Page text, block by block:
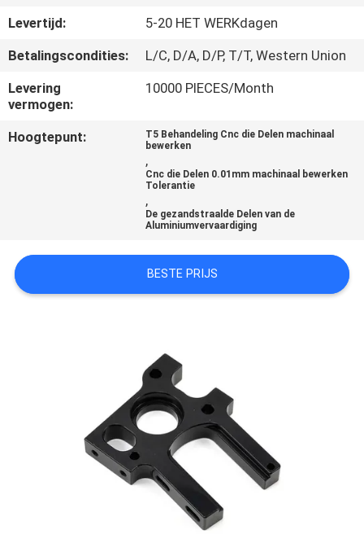
NIEUWS
VRAAG
EEN
PRIVACYBELEID
Levertijd:
5-20 HET WERKdagen
Betalingscondities:
L/C, D/A, D/P, T/T, Western Union
Levering
vermogen:
10000 PIECES/Month
Hoogtepunt:
T5 Behandeling Cnc die Delen machinaal
bewerken
,
Cnc die Delen 0.01mm machinaal bewerken
Tolerantie
,
De gezandstraalde Delen van de
Aluminiumvervaardiging
BESTE PRIJS